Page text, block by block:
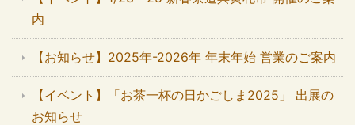
内
【お知らせ】2025年-2026年 年末年始 営業のご案内
【イベント】「お茶一杯の日かごしま2025」 出展の
お知らせ